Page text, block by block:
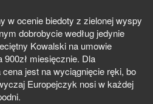
w ocenie biedoty z zielonej wyspy
dobrobycie według jedynie
Kowalski na umowie
900zł miesięcznie. Dla
jest na wyciągnięcie ręki, bo
Europejczyk nosi w każdej